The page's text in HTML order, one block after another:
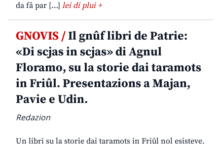
da fâ par […] lei di plui +
GNOVIS /Il gnûf libri de Patrie:
«Di scjas in scjas» di Agnul
Floramo, su la storie dai taramots
in Friûl. Presentazions a Majan,
Pavie e Udin.
Redazion
Un libri su la storie dai taramots in Friûl nol esisteve.